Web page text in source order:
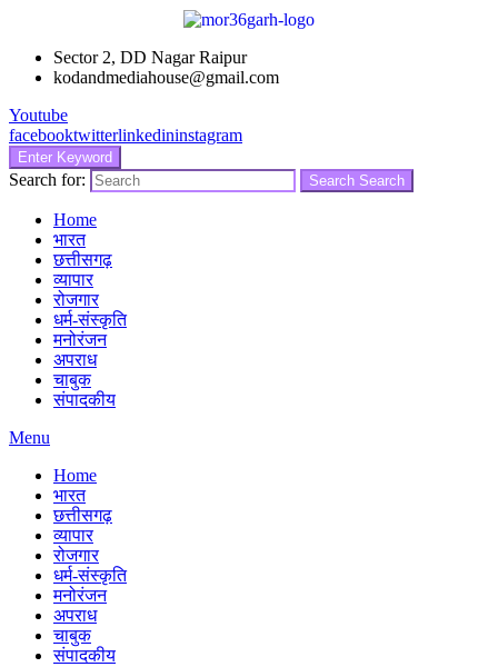
Sector 2, DD Nagar Raipur
kodandmediahouse@gmail.com
Youtube
facebooktwitterlinkedininstagram
Enter Keyword
Search for: Search Search
Home
भारत
छत्तीसगढ़
व्यापार
रोजगार
धर्म-संस्कृति
मनोरंजन
अपराध
चाबुक
संपादकीय
Menu
Home
भारत
छत्तीसगढ़
व्यापार
रोजगार
धर्म-संस्कृति
मनोरंजन
अपराध
चाबुक
संपादकीय